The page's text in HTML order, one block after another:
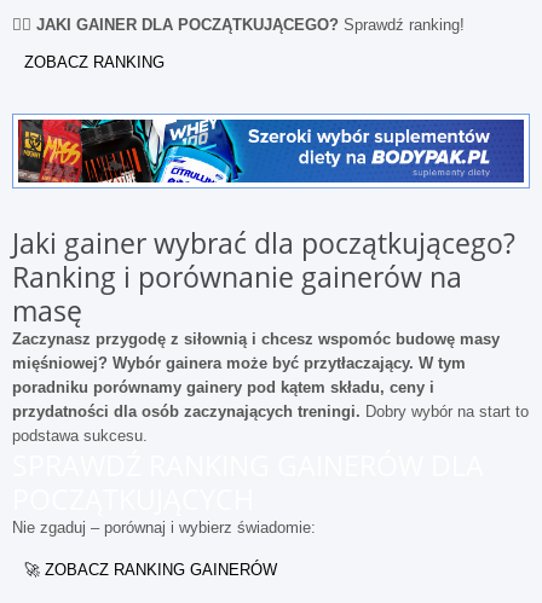
🏋️‍♂️ JAKI GAINER DLA POCZĄTKUJĄCEGO? Sprawdź ranking!
ZOBACZ RANKING
Jaki gainer wybrać dla początkującego?
Ranking i porównanie gainerów na
masę
Zaczynasz przygodę z siłownią i chcesz wspomóc budowę masy
mięśniowej? Wybór gainera może być przytłaczający. W tym
poradniku porównamy gainery pod kątem składu, ceny i
przydatności dla osób zaczynających treningi. Dobry wybór na start to
podstawa sukcesu.
Nie zgaduj – porównaj i wybierz świadomie:
🚀 ZOBACZ RANKING GAINERÓW